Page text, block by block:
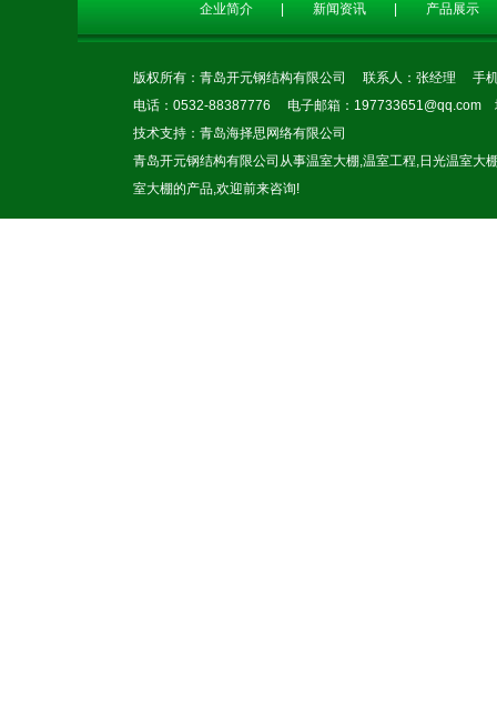
企业简介 新闻资讯 产品展示
版权所有：青岛开元钢结构有限公司 联系人：张经理 手
电话：0532-88387776 电子邮箱：197733651@qq.com
技术支持： 青岛海择思网络有限公司
青岛开元钢结构有限公司从事温室大棚,温室工程,日光温室大
室大棚的产品,欢迎前来咨询!